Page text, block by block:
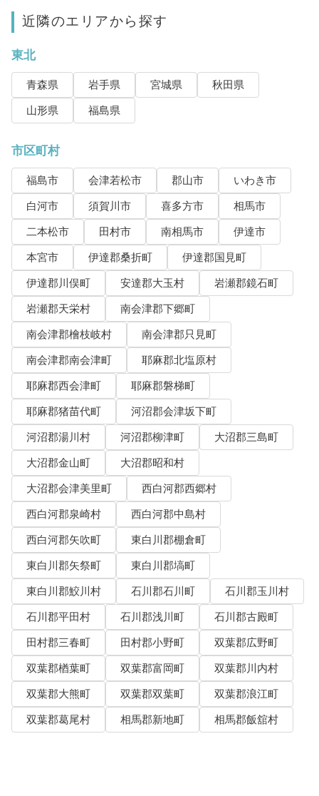
近隣のエリアから探す
東北
青森県 岩手県 宮城県
秋田県
山形県
福島県
市区町村
福島市 会津若松市 郡山市
いわき市
白河市
須賀川市 喜多方市
相馬市
二本松市
田村市 南相馬市
伊達市
本宮市
伊達郡桑折町
伊達郡国見町
伊達郡川俣町
安達郡大玉村
岩瀬郡鏡石町
岩瀬郡天栄村
南会津郡下郷町
南会津郡檜枝岐村
南会津郡只見町
南会津郡南会津町
耶麻郡北塩原村
耶麻郡西会津町
耶麻郡磐梯町
耶麻郡猪苗代町
河沼郡会津坂下町
河沼郡湯川村
河沼郡柳津町
大沼郡三島町
大沼郡金山町
大沼郡昭和村
大沼郡会津美里町
西白河郡西郷村
西白河郡泉崎村
西白河郡中島村
西白河郡矢吹町
東白川郡棚倉町
東白川郡矢祭町
東白川郡塙町
東白川郡鮫川村
石川郡石川町
石川郡玉川村
石川郡平田村
石川郡浅川町
石川郡古殿町
田村郡三春町
田村郡小野町
双葉郡広野町
双葉郡楢葉町
双葉郡富岡町
双葉郡川内村
双葉郡大熊町
双葉郡双葉町
双葉郡浪江町
双葉郡葛尾村
相馬郡新地町 相馬郡飯舘村